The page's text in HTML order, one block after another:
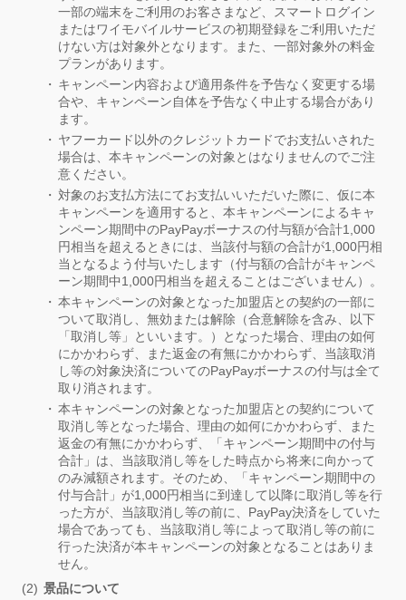
一部の端末をご利用のお客さまなど、スマートログイン
またはワイモバイルサービスの初期登録をご利用いただ
けない方は対象外となります。また、一部対象外の料金
プランがあります。
キャンペーン内容および適用条件を予告なく変更する場
合や、キャンペーン自体を予告なく中止する場合があり
ます。
ヤフーカード以外のクレジットカードでお支払いされた
場合は、本キャンペーンの対象とはなりませんのでご注
意ください。
対象のお支払方法にてお支払いいただいた際に、仮に本
キャンペーンを適用すると、本キャンペーンによるキャ
ンペーン期間中のPayPayボーナスの付与額が合計1,000
円相当を超えるときには、当該付与額の合計が1,000円相
当となるよう付与いたします（付与額の合計がキャンペ
ーン期間中1,000円相当を超えることはございません）。
本キャンペーンの対象となった加盟店との契約の一部に
ついて取消し、無効または解除（合意解除を含み、以下
「取消し等」といいます。）となった場合、理由の如何
にかかわらず、また返金の有無にかかわらず、当該取消
し等の対象決済についてのPayPayボーナスの付与は全て
取り消されます。
本キャンペーンの対象となった加盟店との契約について
取消し等となった場合、理由の如何にかかわらず、また
返金の有無にかかわらず、「キャンペーン期間中の付与
合計」は、当該取消し等をした時点から将来に向かって
のみ減額されます。そのため、「キャンペーン期間中の
付与合計」が1,000円相当に到達して以降に取消し等を行
った方が、当該取消し等の前に、PayPay決済をしていた
場合であっても、当該取消し等によって取消し等の前に
行った決済が本キャンペーンの対象となることはありま
せん。
景品について